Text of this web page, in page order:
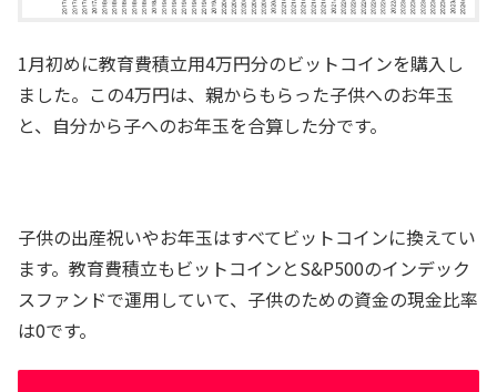
1月初めに教育費積立用4万円分のビットコインを購入し
ました。この4万円は、親からもらった子供へのお年玉
と、自分から子へのお年玉を合算した分です。
子供の出産祝いやお年玉はすべてビットコインに換えてい
ます。教育費積立もビットコインとS&P500のインデック
スファンドで運用していて、子供のための資金の現金比率
は0です。